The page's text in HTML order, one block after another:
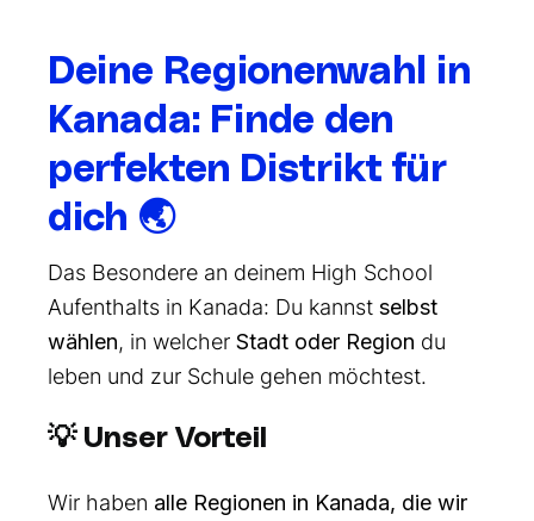
Deine Regionenwahl in
Kanada: Finde den
perfekten Distrikt für
dich 🌏
Das Besondere an deinem High School
Aufenthalts in Kanada: Du kannst selbst
wählen, in welcher Stadt oder Region du
leben und zur Schule gehen möchtest.
💡 Unser Vorteil
Wir haben alle Regionen in Kanada, die wir